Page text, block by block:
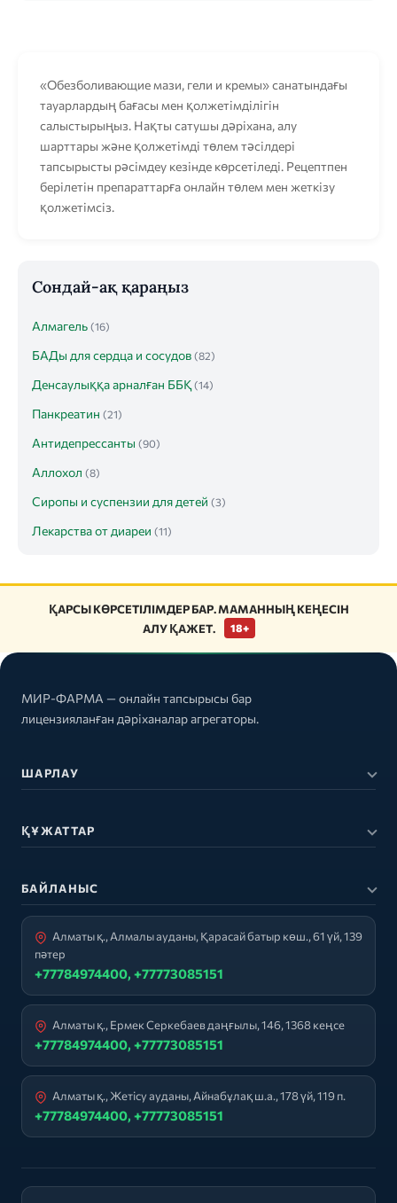
«Обезболивающие мази, гели и кремы» санатындағы
тауарлардың бағасы мен қолжетімділігін
салыстырыңыз. Нақты сатушы дәріхана, алу
шарттары және қолжетімді төлем тәсілдері
тапсырысты рәсімдеу кезінде көрсетіледі. Рецептпен
берілетін препараттарға онлайн төлем мен жеткізу
қолжетімсіз.
Сондай-ақ қараңыз
Алмагель (16)
БАДы для сердца и сосудов (82)
Денсаулыққа арналған ББҚ (14)
Панкреатин (21)
Антидепрессанты (90)
Аллохол (8)
Сиропы и суспензии для детей (3)
Лекарства от диареи (11)
ҚАРСЫ КӨРСЕТІЛІМДЕР БАР. МАМАННЫҢ КЕҢЕСІН
АЛУ ҚАЖЕТ.
18+
МИР-ФАРМА — онлайн тапсырысы бар
лицензияланған дәріханалар агрегаторы.
ШАРЛАУ
ҚҰЖАТТАР
БАЙЛАНЫС
Алматы қ., Алмалы ауданы, Қарасай батыр көш., 61 үй, 139
пәтер
+77784974400, +77773085151
Алматы қ., Ермек Серкебаев даңғылы, 146, 1368 кеңсе
+77784974400, +77773085151
Алматы қ., Жетісу ауданы, Айнабұлақ ш.а., 178 үй, 119 п.
+77784974400, +77773085151